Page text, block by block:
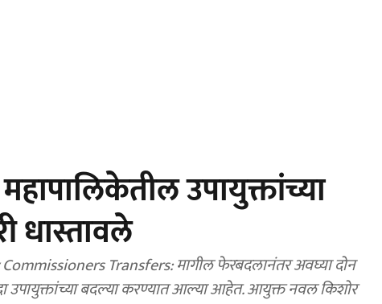
उपायुक्तांच्या
धास्तावले
उपायुक्तांच्या बदल्या करण्यात आल्या आहेत. आयुक्त नवल किशोर